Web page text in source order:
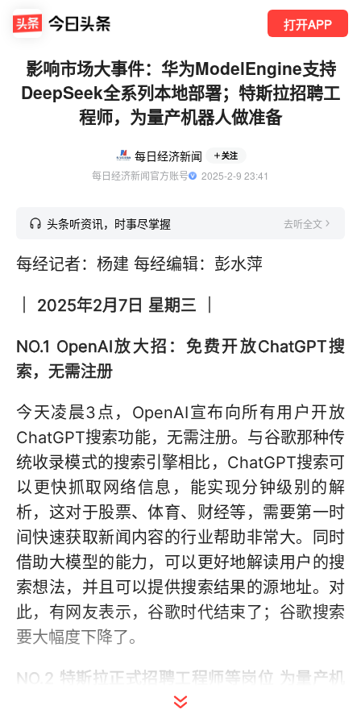
打开APP
影响市场大事件：华为ModelEngine支持
DeepSeek全系列本地部署；特斯拉招聘工
程师，为量产机器人做准备
每日经济新闻 关注
每日经济新闻官方账号
  2025-2-9 23:41
头条听资讯，时事尽掌握 去听全文
每经记者：杨建 每经编辑：彭水萍
｜ 2025年2月7日 星期三 ｜
NO.1 OpenAI放大招：免费开放ChatGPT搜
索，无需注册
今天凌晨3点，OpenAI宣布向所有用户开放
ChatGPT搜索功能，无需注册。与谷歌那种传
统收录模式的搜索引擎相比，ChatGPT搜索可
以更快抓取网络信息，能实现分钟级别的解
析，这对于股票、体育、财经等，需要第一时
间快速获取新闻内容的行业帮助非常大。同时
借助大模型的能力，可以更好地解读用户的搜
索想法，并且可以提供搜索结果的源地址。对
此，有网友表示，谷歌时代结束了；谷歌搜索
要大幅度下降了。
NO.2 特斯拉正式招聘工程师等岗位 为量产机